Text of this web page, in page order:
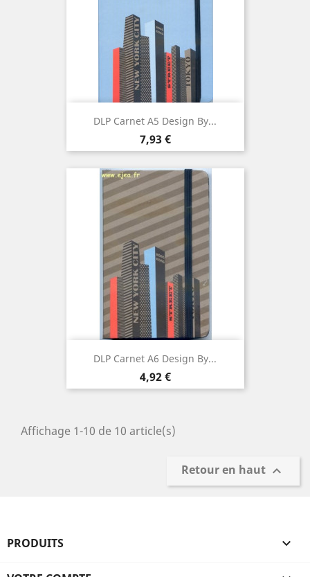
DLP Carnet A5 Design By...
Prix
7,93 €
DLP Carnet A6 Design By...
Prix
4,92 €
Affichage 1-10 de 10 article(s)
Retour en haut 
PRODUITS 